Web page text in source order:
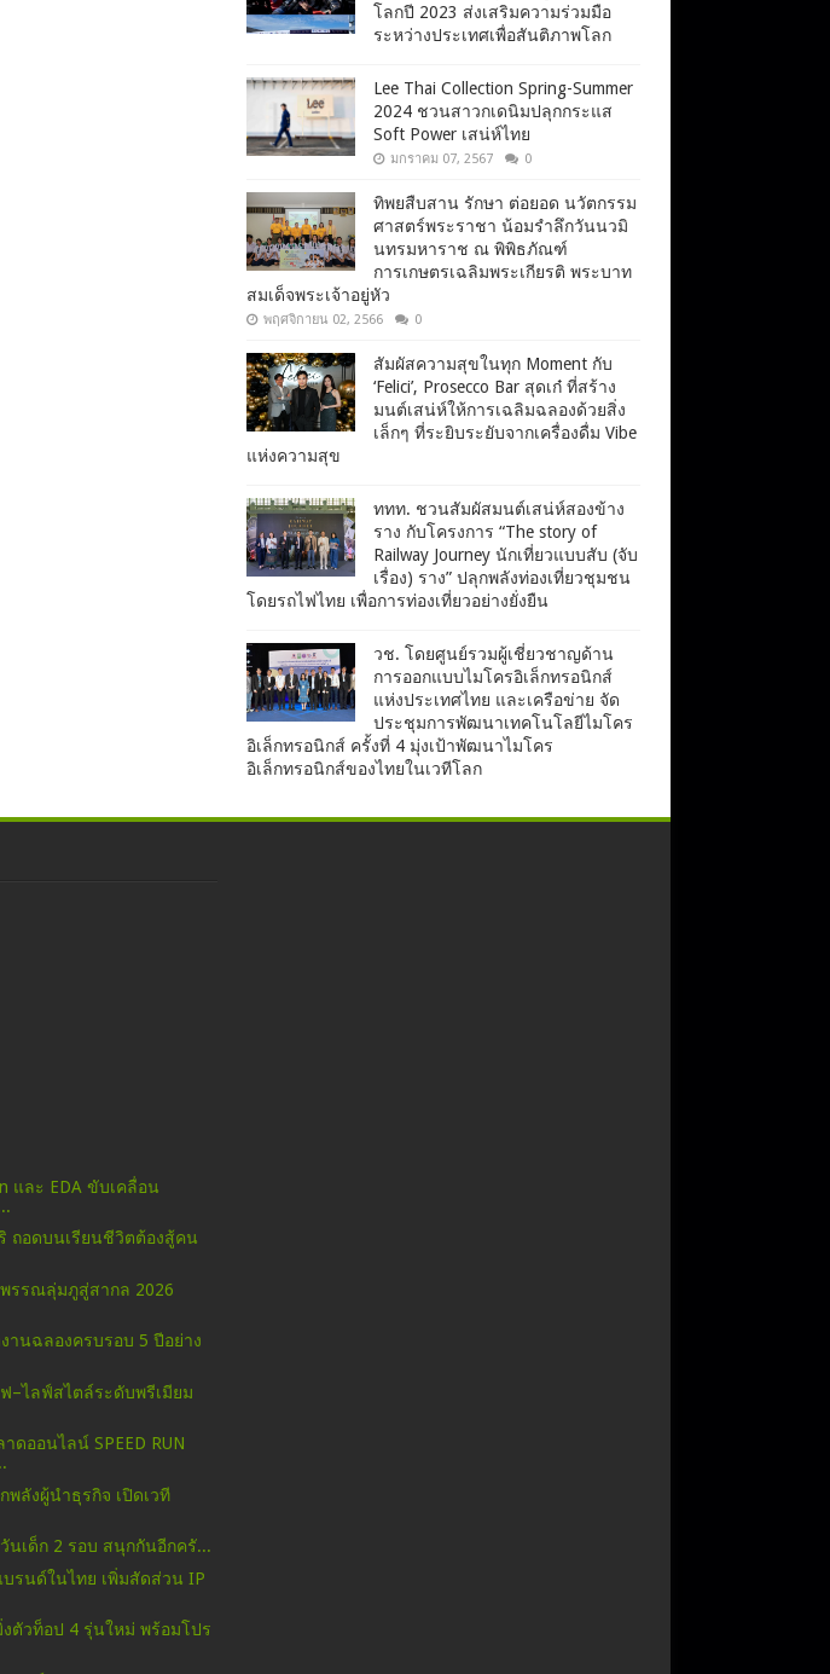
โลกปี 2023 ส่งเสริมความร่วมมือ
ระหว่างประเทศเพื่อสันติภาพโลก
Lee Thai Collection Spring-Summer
2024 ชวนสาวกเดนิมปลุกกระแส
Soft Power เสน่ห์ไทย
มกราคม 07, 2567 0
ทิพยสืบสาน รักษา ต่อยอด นวัตกรรม
ศาสตร์พระราชา น้อมรำลึกวันนวมิ
นทรมหาราช ณ พิพิธภัณฑ์
การเกษตรเฉลิมพระเกียรติ พระบาท
สมเด็จพระเจ้าอยู่หัว
พฤศจิกายน 02, 2566 0
สัมผัสความสุขในทุก Moment กับ
‘Felici’, Prosecco Bar สุดเก๋ ที่สร้าง
มนต์เสน่ห์ให้การเฉลิมฉลองด้วยสิ่ง
เล็กๆ ที่ระยิบระยับจากเครื่องดื่ม Vibe
แห่งความสุข
ททท. ชวนสัมผัสมนต์เสน่ห์สองข้าง
ราง กับโครงการ “The story of
Railway Journey นักเที่ยวแบบสับ (จับ
เรื่อง) ราง” ปลุกพลังท่องเที่ยวชุมชน
โดยรถไฟไทย เพื่อการท่องเที่ยวอย่างยั่งยืน
วช. โดยศูนย์รวมผู้เชี่ยวชาญด้าน
การออกแบบไมโครอิเล็กทรอนิกส์
แห่งประเทศไทย และเครือข่าย จัด
ประชุมการพัฒนาเทคโนโลยีไมโคร
อิเล็กทรอนิกส์ ครั้งที่ 4 มุ่งเป้าพัฒนาไมโคร
อิเล็กทรอนิกส์ของไทยในเวทีโลก
และ EDA ขับเคลื่อน
ถอดบนเรียนชีวิตต้องสู้คน
รรณลุ่มภูสู่สากล 2026
งานฉลองครบรอบ 5 ปีอย่าง
–ไลฟ์สไตล์ระดับพรีเมียม
ดออนไลน์ SPEED RUN
ลังผู้นำธุรกิจ เปิดเวที
นเด็ก 2 รอบ สนุกกันอีกครั...
รนด์ในไทย เพิ่มสัดส่วน IP
งตัวท็อป 4 รุ่นใหม่ พร้อมโปร